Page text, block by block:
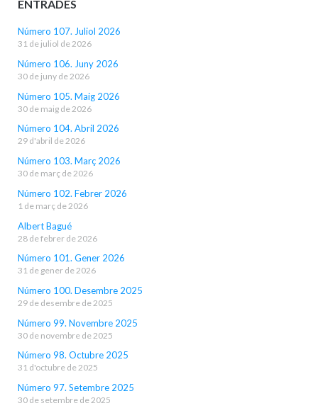
ENTRADES
Número 107. Juliol 2026
31 de juliol de 2026
Número 106. Juny 2026
30 de juny de 2026
Número 105. Maig 2026
30 de maig de 2026
Número 104. Abril 2026
29 d'abril de 2026
Número 103. Març 2026
30 de març de 2026
Número 102. Febrer 2026
1 de març de 2026
Albert Bagué
28 de febrer de 2026
Número 101. Gener 2026
31 de gener de 2026
Número 100. Desembre 2025
29 de desembre de 2025
Número 99. Novembre 2025
30 de novembre de 2025
Número 98. Octubre 2025
31 d'octubre de 2025
Número 97. Setembre 2025
30 de setembre de 2025